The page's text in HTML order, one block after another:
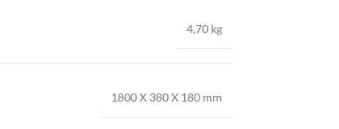
4,70 kg
1800 X 380 X 180 mm